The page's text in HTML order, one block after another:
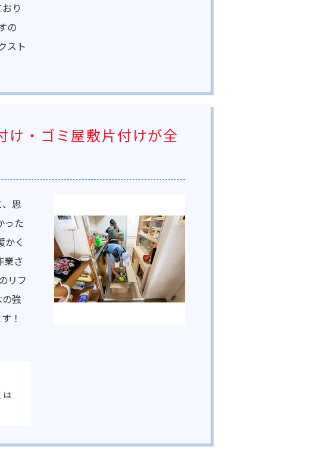
り
の
スト
け・ゴミ屋敷片付けが全
思
った
く
業さ
リフ
強
！
は